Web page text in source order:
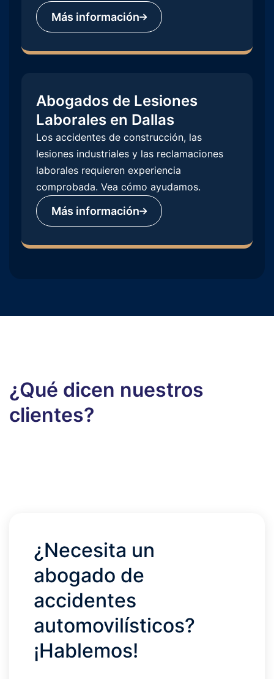
Más información
Abogados de Lesiones
Laborales en Dallas
Los accidentes de construcción, las
lesiones industriales y las reclamaciones
laborales requieren experiencia
comprobada. Vea cómo ayudamos.
Más información
¿Qué dicen nuestros
clientes?
¿Necesita un
abogado de
accidentes
automovilísticos?
¡Hablemos!